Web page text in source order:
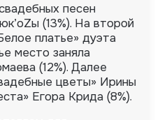
песен
(13%). На второй
платье» дуэта
место заняла
(12%). Далее
цветы» Ирины
Егора Крида (8%).